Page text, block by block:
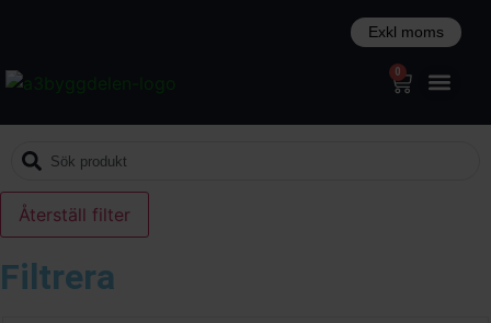
0
Återställ filter
Filtrera